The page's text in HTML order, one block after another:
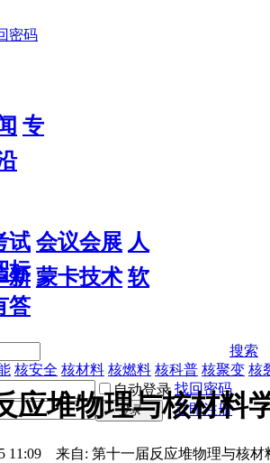
密码
专
试 会议会展 人
标
新 蒙卡技术 软
答
搜索
核安全 核材料 核燃料 核科普 核聚变 核
自动登录 找回密码
登录 立即注册
应堆物理与核材料
11:09 来自: 第十一届反应堆物理与核材